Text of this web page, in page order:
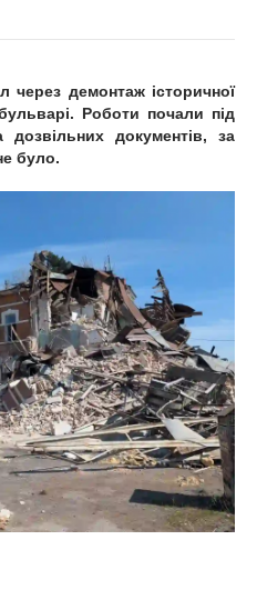
через демонтаж історичної
Роботи почали під
дозвільних документів, за
було.